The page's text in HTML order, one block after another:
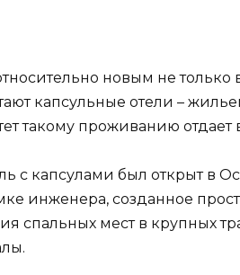
новым не
капсульные отели –
такому проживанию
с капсулами был открыт в
инженера, созданное
спальных мест в крупных